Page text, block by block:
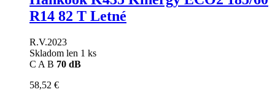
R14 82 T Letné
R.V.2023
Skladom len 1 ks
C A B 70 dB
58,52 €